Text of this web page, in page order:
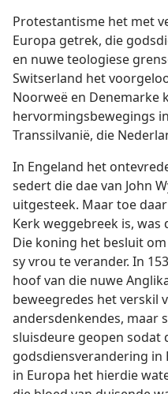
Protestantisme het met
Europa getrek, die
en nuwe teologiese
Switserland het
Noorweë en Denemarke
hervormingsbewegings
Transsilvanië, die
In Engeland het
sedert die dae van John
uitgesteek. Maar toe
Kerk weggebreek is,
Die koning het besluit
sy vrou te verander. In
hoof van die nuwe
beweegredes het verskil
andersdenkendes, maar
sluisdeure geopen sodat
godsdiensverandering
in Europa het hierdie